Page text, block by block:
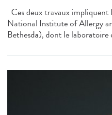
Ces deux travaux
National Institute of Allergy
Bethesda), dont le laboratoire